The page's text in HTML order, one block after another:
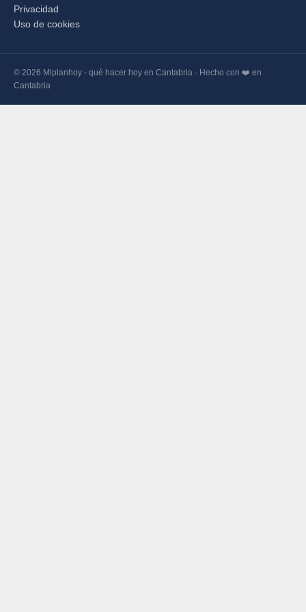
Privacidad
Uso de cookies
© 2026 Miplanhoy - qué hacer hoy en Cantabria · Hecho con ❤️ en
Cantabria